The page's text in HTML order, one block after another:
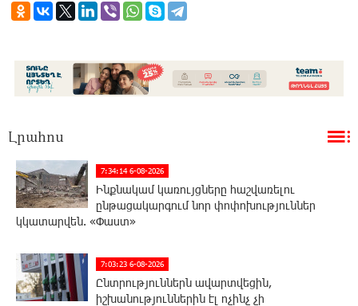
Լրահոս
7:34:14 6-08-2026
Ինքնակամ կառույցները հաշվառելու
ընթացակարգում նոր փոփոխություններ
կկատարվեն. «Փաստ»
7:03:23 6-08-2026
Ընտրություններն ավարտվեցին,
իշխանություններին էլ ոչինչ չի